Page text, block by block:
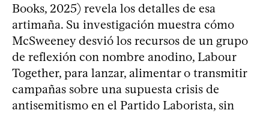
Books, 2025) revela los detalles de esa
artimaña. Su investigación muestra cómo
McSweeney desvió los recursos de un grupo
de reflexión con nombre anodino, Labour
Together, para lanzar, alimentar o transmitir
campañas sobre una supuesta crisis de
antisemitismo en el Partido Laborista, sin